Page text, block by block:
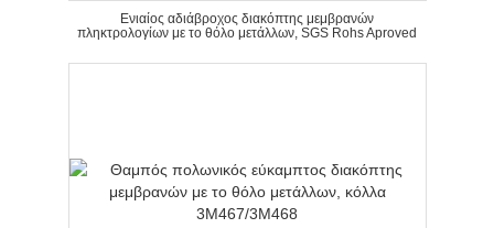
Ενιαίος αδιάβροχος διακόπτης μεμβρανών
πληκτρολογίων με το θόλο μετάλλων, SGS Rohs Aproved